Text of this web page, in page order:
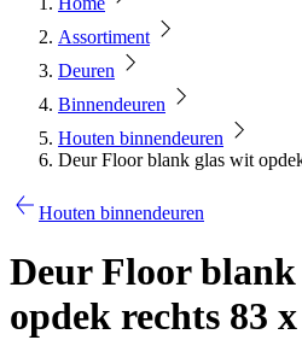
Assortiment
Deuren
Binnendeuren
Houten binnendeuren
Deur Floor blank glas wit
Houten binnendeuren
Deur Floor
opdek rechts 83